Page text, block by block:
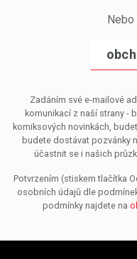
Zadáním své e-mailové
komunikací z naší strany -
komiksových novinkách,
budete dostávat pozvánky
účastnit se i našich
Potvrzením (stiskem tlačítka
osobních údajů dle
podmínky najdete na